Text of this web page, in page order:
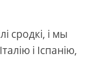
сродкі, і мы
і Іспанію,